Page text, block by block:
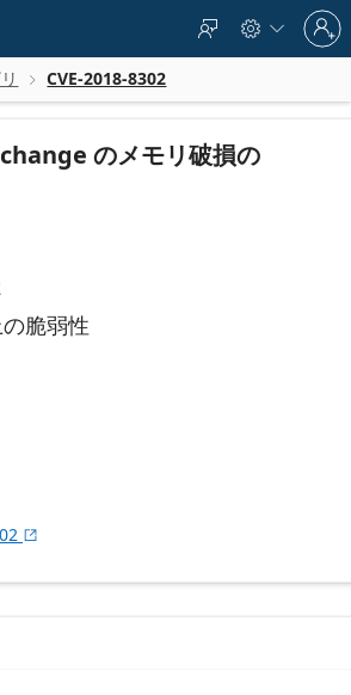
  
Sign
in
to
account
 CVE-2018-8302
のメモリ破損の
脆弱性
